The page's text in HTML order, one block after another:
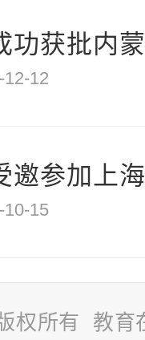
功获批内
12-12
邀参加上
10-15
权所有 教育